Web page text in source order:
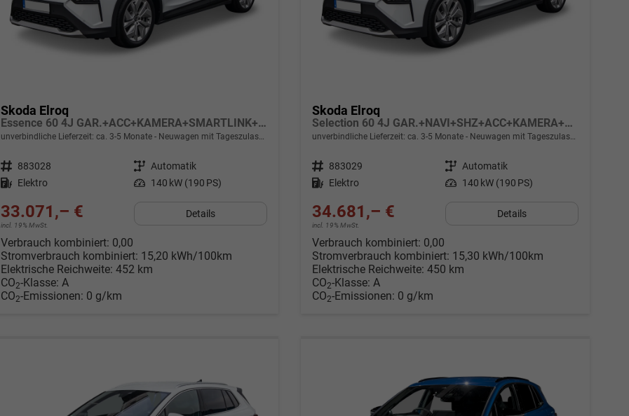
Skoda Elroq
Essence 60 4J GAR.+ACC+KAMERA+SMARTLINK+KLIMA+LED
unverbindliche Lieferzeit: ca. 3-5 Monate Neuwagen mit Tageszulassung
Fahrzeugnr. 883028 Getriebe Automatik
Kraftstoff Elektro Leistung 140 kW (190 PS)
33.071,– €
incl. 19% MwSt.
Details
Verbrauch kombiniert: 0,00
Stromverbrauch kombiniert: 15,20 kWh/100km
Elektrische Reichweite: 452 km
CO2-Klasse: A
CO2-Emissionen: 0 g/km
Skoda Elroq
Selection 60 4J GAR.+NAVI+SHZ+ACC+KAMERA+19" ALU+SMARTLINK+KLIMA+LED
unverbindliche Lieferzeit: ca. 3-5 Monate Neuwagen mit Tageszulassung
Fahrzeugnr. 883029 Getriebe Automatik
Kraftstoff Elektro Leistung 140 kW (190 PS)
34.681,– €
incl. 19% MwSt.
Details
Verbrauch kombiniert: 0,00
Stromverbrauch kombiniert: 15,30 kWh/100km
Elektrische Reichweite: 450 km
CO2-Klasse: A
CO2-Emissionen: 0 g/km